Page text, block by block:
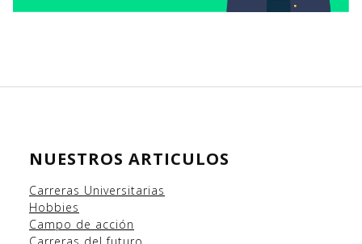
NUESTROS ARTICULOS
Carreras Universitarias
Hobbies
Campo de acción
Carreras del futuro